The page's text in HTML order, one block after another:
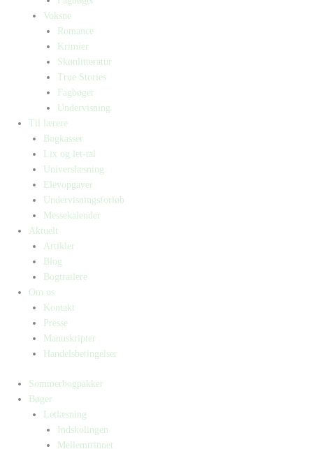
Voksne
Romance
Krimier
Skønlitteratur
True Stories
Fagbøger
Undervisning
Til lærere
Bogkasser
Lix og let-tal
Universlæsning
Elevopgaver
Undervisningsforløb
Messekalender
Aktuelt
Artikler
Blog
Bogtrailere
Om os
Kontakt
Presse
Manuskripter
Handelsbetingelser
Sommerbogpakker
Bøger
Letlæsning
Indskolingen
Mellemtrinnet